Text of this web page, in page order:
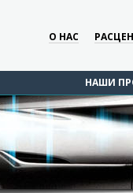
О НАС
НАШИ